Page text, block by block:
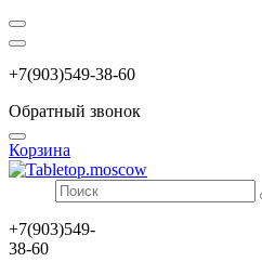
+7(903)549-38-60
Обратный звонок
Корзина
+7(903)549-
38-60